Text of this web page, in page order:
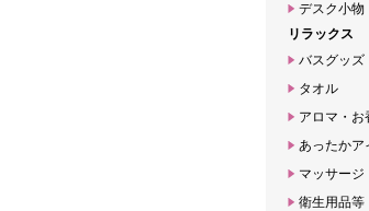
デスク小物
リラックス
バスグッズ
タオル
アロマ・お
あったかア
マッサージ
衛生用品等